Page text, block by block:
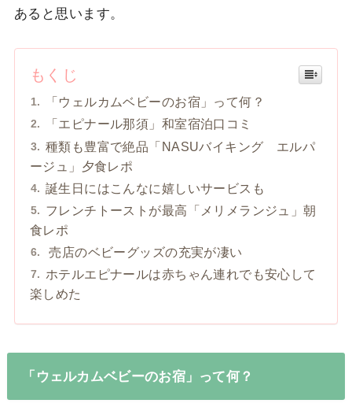
あると思います。
もくじ
「ウェルカムベビーのお宿」って何？
「エピナール那須」和室宿泊口コミ
種類も豊富で絶品「NASUバイキング エルパ
ージュ」夕食レポ
誕生日にはこんなに嬉しいサービスも
フレンチトーストが最高「メリメランジュ」朝
食レポ
売店のベビーグッズの充実が凄い
ホテルエピナールは赤ちゃん連れでも安心して
楽しめた
「ウェルカムベビーのお宿」って何？